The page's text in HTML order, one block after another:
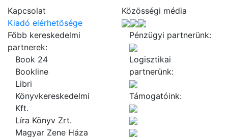
Kapcsolat
Kiadó elérhetősége
Közösségi média
Főbb kereskedelmi
partnerek:
Book 24
Bookline
Libri
Könyvkereskedelmi
Kft.
Líra Könyv Zrt.
Magyar Zene Háza
Pénzügyi partnerünk:
Logisztikai
partnerünk:
Támogatóink: